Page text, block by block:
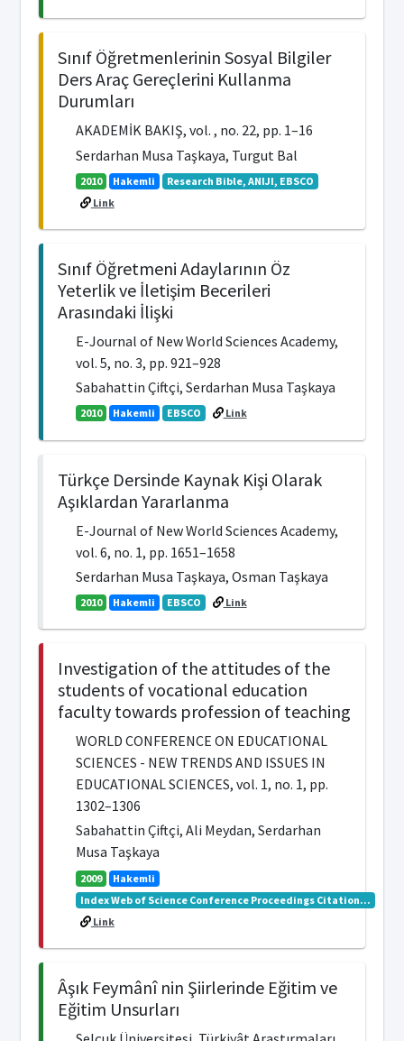
Sınıf Öğretmenlerinin Sosyal Bilgiler
Ders Araç Gereçlerini Kullanma
Durumları
AKADEMİK BAKIŞ, vol. , no. 22, pp. 1–16
Serdarhan Musa Taşkaya, Turgut Bal
2010 Hakemli
Research Bible, ANIJI, EBSCO
Link
Sınıf Öğretmeni Adaylarının Öz
Yeterlik ve İletişim Becerileri
Arasındaki İlişki
E-Journal of New World Sciences Academy,
vol. 5, no. 3, pp. 921–928
Sabahattin Çiftçi, Serdarhan Musa Taşkaya
2010 Hakemli EBSCO Link
Türkçe Dersinde Kaynak Kişi Olarak
Aşıklardan Yararlanma
E-Journal of New World Sciences Academy,
vol. 6, no. 1, pp. 1651–1658
Serdarhan Musa Taşkaya, Osman Taşkaya
2010 Hakemli EBSCO Link
Investigation of the attitudes of the
students of vocational education
faculty towards profession of teaching
WORLD CONFERENCE ON EDUCATIONAL
SCIENCES - NEW TRENDS AND ISSUES IN
EDUCATIONAL SCIENCES, vol. 1, no. 1, pp.
1302–1306
Sabahattin Çiftçi, Ali Meydan, Serdarhan
Musa Taşkaya
2009
Hakemli
Index Web of Science Conference Proceedings Citation...
Link
Âşık Feymânî nin Şiirlerinde Eğitim ve
Eğitim Unsurları